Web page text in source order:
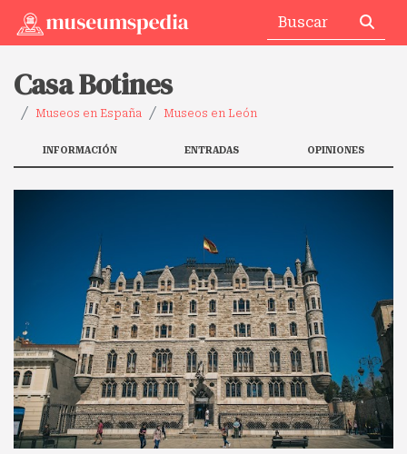
Casa Botines
Museos en España Museos en León
INFORMACIÓN ENTRADAS OPINIONES